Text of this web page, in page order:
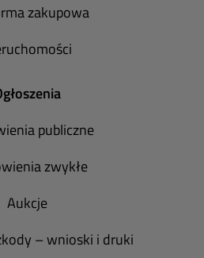
zakupowa
publiczne
zwykłe
Aukcje
– wnioski i druki